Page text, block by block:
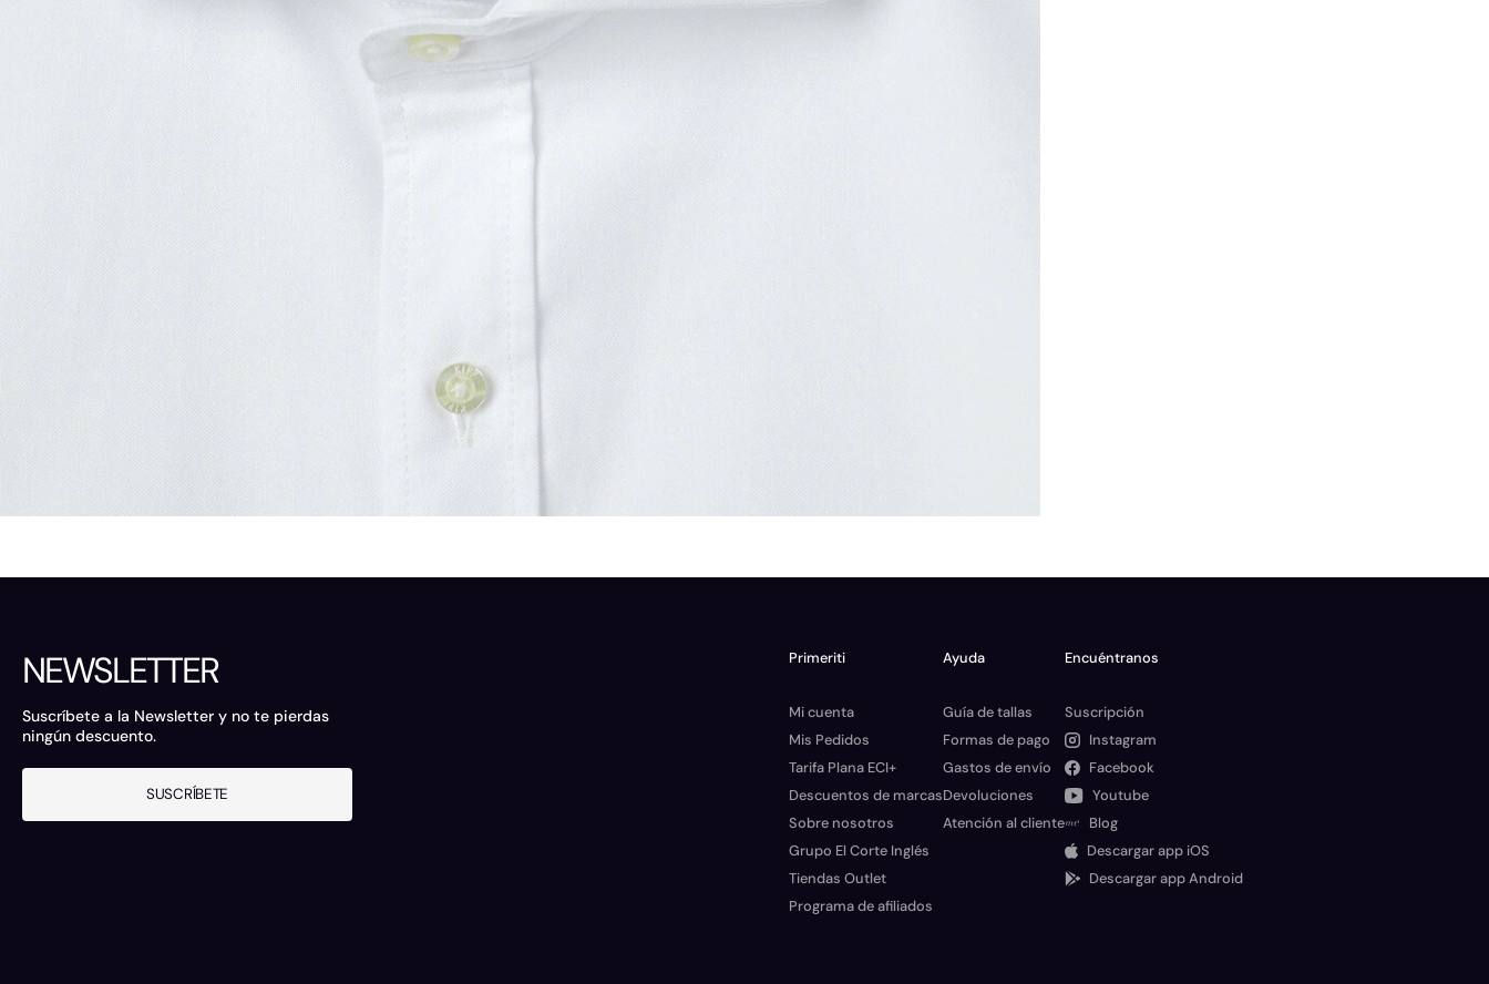
NEWSLETTER
Suscríbete a la Newsletter y no te pierdas
ningún descuento.
SUSCRÍBETE
Primeriti
Mi cuenta
Mis Pedidos
Tarifa Plana ECI+
Descuentos de marcas
Sobre nosotros
Grupo El Corte Inglés
Tiendas Outlet
Programa de afiliados
Ayuda
Guía de tallas
Formas de pago
Gastos de envío
Devoluciones
Atención al cliente
Encuéntranos
Suscripción
Instagram
Facebook
Youtube
Blog
Descargar app iOS
Descargar app Android